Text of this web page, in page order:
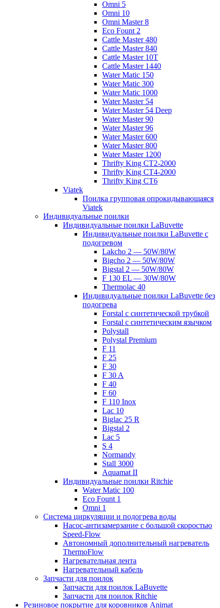
Omni 5
Omni 10
Omni Master 8
Eco Fount 2
Cattle Master 480
Cattle Master 840
Cattle Master 10Т
Cattle Master 1440
Water Matic 150
Water Matic 300
Water Matic 1000
Water Master 54
Water Master 54 Deep
Water Master 90
Water Master 96
Water Master 600
Water Master 800
Water Master 1200
Thrifty King CT2-2000
Thrifty King CT4-2000
Thrifty King CT6
Viatek
Поилка групповая опрокидывающаяся
Viatek
Индивидуальные поилки
Индивидуальные поилки LaBuvette
Индивидуальные поилки LaBuvette с
подогревом
Lakcho 2 — 50W/80W
Bigcho 2 — 50W/80W
Bigstal 2 — 50W/80W
F 130 EL — 30W/80W
Thermolac 40
Индивидуальные поилки LaBuvette без
подогрева
Forstal с синтетической трубкой
Forstal с синтетическим язычком
Polystall
Polystal Premium
F 11
F 25
F 30
F 30 A
F 40
F 60
F 110 Inox
Lac 10
Biglac 25 R
Bigstal 2
Lac 5
S 4
Normandy
Stall 3000
Aquamat II
Индивидуальные поилки Ritchie
Water Matic 100
Eco Fount 1
Omni 1
Система циркуляции и подогрева воды
Насос-антизамерзание с большой скоростью
Speed-Flow
Автономный дополнительный нагреватель
ThermoFlow
Нагревательная лента
Нагревательный кабель
Запчасти для поилок
Запчасти для поилок LaBuvette
Запчасти для поилок Ritchie
Резиновое покрытие для коровников Animat